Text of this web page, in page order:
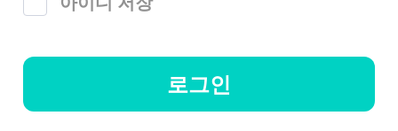
로그인